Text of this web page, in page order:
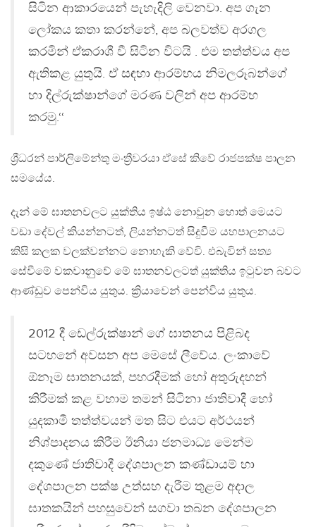
සිටින ආකාරයෙන් පැහැදිලි වෙනවා. අප ගැන
ලෝකය කතා කරන්නේ, අප බලවත්ව අරගල
කරමින් ඒකරාශී වී සිටින විටයි . එම තත්ත්වය අප
ඇතිකළ යුතුයි. ඒ සඳහා ආරම්භය නිමලරූබන්ගේ
හා දිල්රුක්ෂාන්ගේ මරණ වලින් අප ආරම්භ
කරමු.‘‘
ශ්‍රීධරන් පාර්ලිමේන්තු මංත්‍රීවරයා ඒසේ කිවේ රාජපක්ෂ පාලන
සමයේය.
දැන් මේ ඝාතනවලට යුක්තිය ඉෂ්ඨ නොවුන හොත් මෙයට
වඩා දේවල් කියන්නටත්, ලියන්නටත් සිදුවීම යහපාලනයට
කිසි කලක වලක්වන්නට නොහැකි වේවි. එබැවින් සත්‍ය
සේවීමේ වකවානුුවේ මේ ඝාතනවලටත් යුක්තිය ඉටුවන බවට
ආණ්ඩුව පෙන්විය යුතුය. ක්‍රියාවෙන් පෙන්විය යුතුය.
2012 දී ඩෙල්රුක්ෂාන් ගේ ඝාතනය පිළිබද
සටහනේ අවසන අප මෙසේ ලීවේය. ලංකාවේ
ඕනෑම ඝාතනයක්, පහරදීමක් හෝ අතුරුදහන්
කිරීමක් කළ වහාම තමන් සිටිනා ජාතිවාදී හෝ
යුදකාමී තත්ත්වයන් මත සිට එයට අර්ථයන්
නිශ්පාදනය කිරීම ඊනියා ජනමාධ්‍ය මෙන්ම
දකුණේ ජාතිවාදී දේශපාලන කණ්ඩායම් හා
දේශපාලන පක්ෂ උත්සහ දැරීම තුළම අදාල
ඝාතකයින් පහසුවෙන් සගවා තබන දේශපාලන